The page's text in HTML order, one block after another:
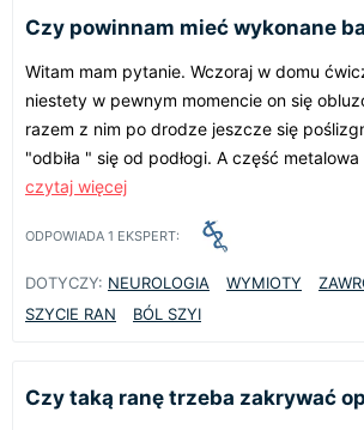
Czy powinnam mieć wykonane
Witam mam pytanie. Wczoraj w domu
niestety w pewnym momencie on się
razem z nim po drodze jeszcze się
"odbiła " się od podłogi. A część metalowa
czytaj więcej
ODPOWIADA 1 EKSPERT:
DOTYCZY: NEUROLOGIA WYMIOTY
SZYCIE RAN
BÓL SZYI
Czy taką ranę trzeba zakrywać